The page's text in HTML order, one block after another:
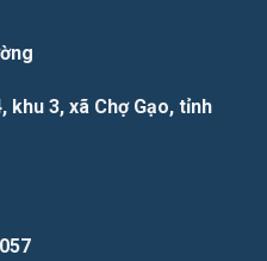
khu 3, xã Chợ Gạo, tỉnh